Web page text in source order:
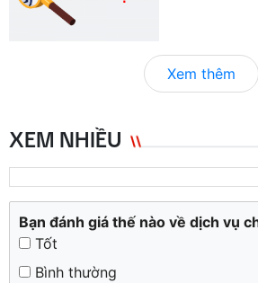
Xem thêm
XEM NHIỀU
Bạn đánh giá thế nào về dịch vụ
Tốt
Bình thường